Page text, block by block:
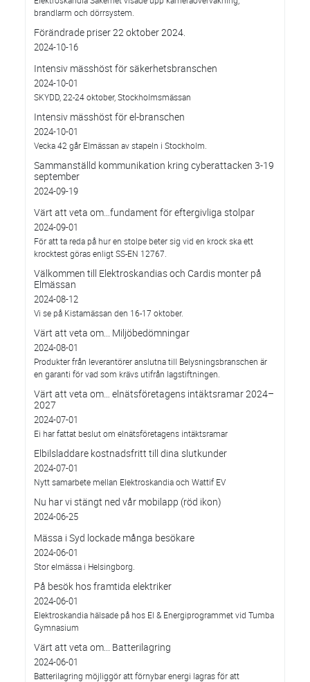
brandlarm och dörrsystem.
Förändrade priser 22 oktober 2024.
2024-10-16
Intensiv mässhöst för säkerhetsbranschen
2024-10-01
SKYDD, 22-24 oktober, Stockholmsmässan
Intensiv mässhöst för el-branschen
2024-10-01
Vecka 42 går Elmässan av stapeln i Stockholm.
Sammanställd kommunikation kring cyberattacken 3-19
september
2024-09-19
Värt att veta om…fundament för eftergivliga stolpar
2024-09-01
För att ta reda på hur en stolpe beter sig vid en krock ska ett
krocktest göras enligt SS-EN 12767.
Välkommen till Elektroskandias och Cardis monter på
Elmässan
2024-08-12
Vi se på Kistamässan den 16-17 oktober.
Värt att veta om... Miljöbedömningar
2024-08-01
Produkter från leverantörer anslutna till Belysningsbranschen är
en garanti för vad som krävs utifrån lagstiftningen.
Värt att veta om… elnätsföretagens intäktsramar 2024–
2027
2024-07-01
Ei har fattat beslut om elnätsföretagens intäktsramar
Elbilsladdare kostnadsfritt till dina slutkunder
2024-07-01
Nytt samarbete mellan Elektroskandia och Wattif EV
Nu har vi stängt ned vår mobilapp (röd ikon)
2024-06-25
Mässa i Syd lockade många besökare
2024-06-01
Stor elmässa i Helsingborg.
På besök hos framtida elektriker
2024-06-01
Elektroskandia hälsade på hos El & Energiprogrammet vid Tumba
Gymnasium
Värt att veta om... Batterilagring
2024-06-01
Batterilagring möjliggör att förnybar energi lagras för att